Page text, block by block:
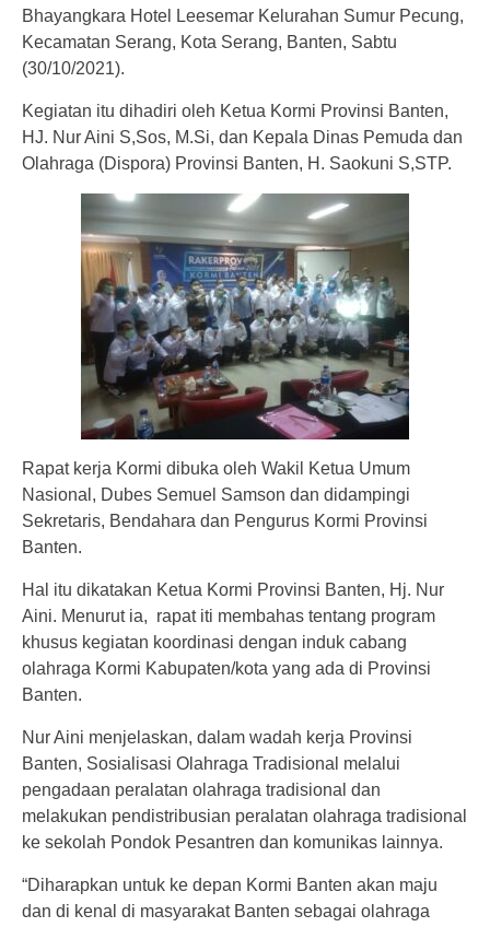
Bhayangkara Hotel Leesemar Kelurahan Sumur Pecung,
Kecamatan Serang, Kota Serang, Banten, Sabtu
(30/10/2021).
Kegiatan itu dihadiri oleh Ketua Kormi Provinsi Banten,
HJ. Nur Aini S,Sos, M.Si, dan Kepala Dinas Pemuda dan
Olahraga (Dispora) Provinsi Banten, H. Saokuni S,STP.
Rapat kerja Kormi dibuka oleh Wakil Ketua Umum
Nasional, Dubes Semuel Samson dan didampingi
Sekretaris, Bendahara dan Pengurus Kormi Provinsi
Banten.
Hal itu dikatakan Ketua Kormi Provinsi Banten, Hj. Nur
Aini. Menurut ia, rapat iti membahas tentang program
khusus kegiatan koordinasi dengan induk cabang
olahraga Kormi Kabupaten/kota yang ada di Provinsi
Banten.
Nur Aini menjelaskan, dalam wadah kerja Provinsi
Banten, Sosialisasi Olahraga Tradisional melalui
pengadaan peralatan olahraga tradisional dan
melakukan pendistribusian peralatan olahraga tradisional
ke sekolah Pondok Pesantren dan komunikas lainnya.
“Diharapkan untuk ke depan Kormi Banten akan maju
dan di kenal di masyarakat Banten sebagai olahraga